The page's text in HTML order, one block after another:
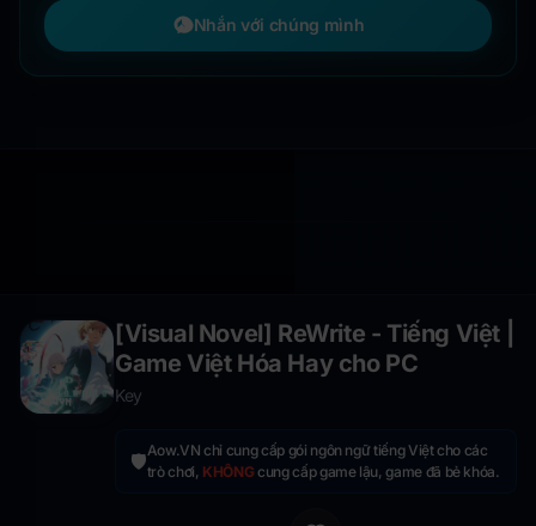
Nhắn với chúng mình
[Visual Novel] ReWrite - Tiếng Việt |
Game Việt Hóa Hay cho PC
Key
🛡️Aow.VN chỉ cung cấp gói ngôn ngữ tiếng Việt cho các
trò chơi, KHÔNGcung cấp game lậu, game đã bẻ khóa.